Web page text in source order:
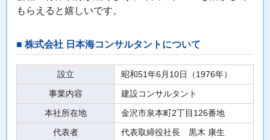
もらえると嬉しいです。
■ 株式会社 日本海コンサルタントについて
設立
昭和51年6月10日（1976年）
事業内容
建設コンサルタント
本社所在地
金沢市泉本町2丁目126番地
代表者
代表取締役社長 黒木 康生